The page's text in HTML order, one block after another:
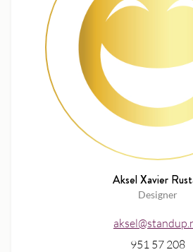
Aksel Xavier
Designer
951 57 208